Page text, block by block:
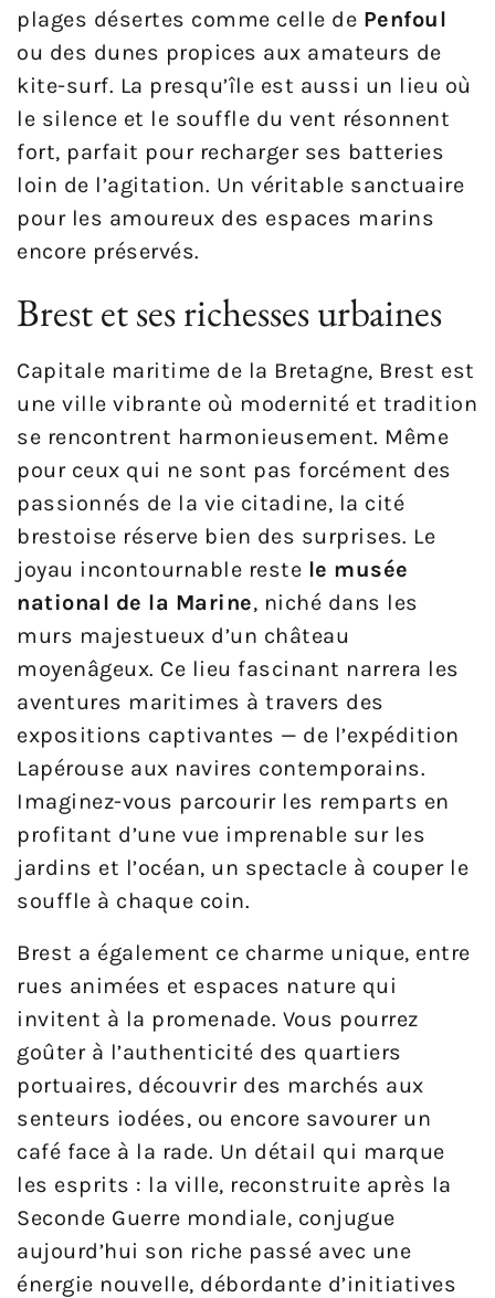
plages désertes comme celle de Penfoul
ou des dunes propices aux amateurs de
kite-surf. La presqu’île est aussi un lieu où
le silence et le souffle du vent résonnent
fort, parfait pour recharger ses batteries
loin de l’agitation. Un véritable sanctuaire
pour les amoureux des espaces marins
encore préservés.
Brest et ses richesses urbaines
Capitale maritime de la Bretagne, Brest est
une ville vibrante où modernité et tradition
se rencontrent harmonieusement. Même
pour ceux qui ne sont pas forcément des
passionnés de la vie citadine, la cité
brestoise réserve bien des surprises. Le
joyau incontournable reste le musée
national de la Marine, niché dans les
murs majestueux d’un château
moyenâgeux. Ce lieu fascinant narrera les
aventures maritimes à travers des
expositions captivantes — de l’expédition
Lapérouse aux navires contemporains.
Imaginez-vous parcourir les remparts en
profitant d’une vue imprenable sur les
jardins et l’océan, un spectacle à couper le
souffle à chaque coin.
Brest a également ce charme unique, entre
rues animées et espaces nature qui
invitent à la promenade. Vous pourrez
goûter à l’authenticité des quartiers
portuaires, découvrir des marchés aux
senteurs iodées, ou encore savourer un
café face à la rade. Un détail qui marque
les esprits : la ville, reconstruite après la
Seconde Guerre mondiale, conjugue
aujourd’hui son riche passé avec une
énergie nouvelle, débordante d’initiatives